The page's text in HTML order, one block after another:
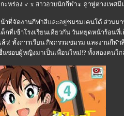
ะหร่อง ♂ x สาวอวบนักกีฬา♀︎ คูาหู่ต่างเพศ
น้าที่จัดงานกีฬาสีและอยู่ชมรมเคนโด้ ส่วนม
ด็กที่เข้าโรงเรียนเดียวกัน วันหยุดหน้าร้อน
ล้ว! ทั้งการเรียน กิจกรรมชมรม และงานกีฬา
นชอบผู้หญิงมาเป็นเพื่อนใหม่!? ทั้งสองคนใ